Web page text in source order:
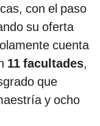
con el paso
su oferta
cuenta
11 facultades,
que
y ocho